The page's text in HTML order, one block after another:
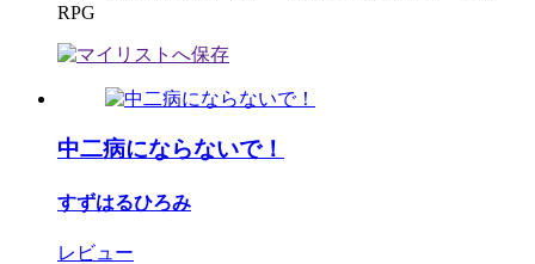
RPG
中二病にならないで！
すずはるひろみ
レビュー